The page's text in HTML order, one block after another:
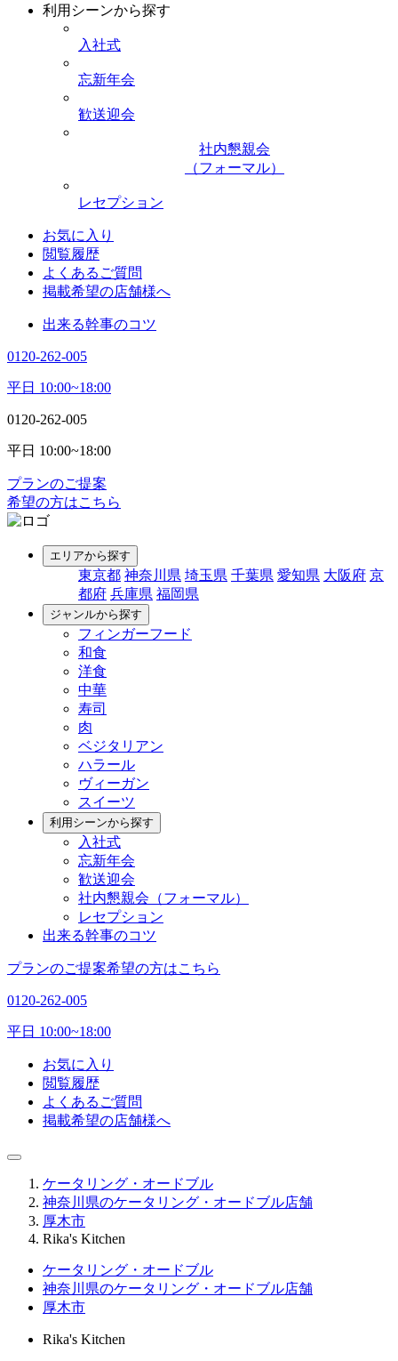
利用シーンから探す
入社式
忘新年会
歓送迎会
社内懇親会
（フォーマル）
レセプション
お気に入り
閲覧履歴
よくあるご質問
掲載希望の店舗様へ
出来る幹事のコツ
0120-262-005
平日 10:00~18:00
0120-262-005
平日 10:00~18:00
プランのご提案
希望の方はこちら
エリアから探す
東京都 神奈川県 埼玉県 千葉県 愛知県 大阪府 京
都府 兵庫県 福岡県
ジャンルから探す
フィンガーフード
和食
洋食
中華
寿司
肉
ベジタリアン
ハラール
ヴィーガン
スイーツ
利用シーンから探す
入社式
忘新年会
歓送迎会
社内懇親会（フォーマル）
レセプション
出来る幹事のコツ
プランのご提案希望の方はこちら
0120-262-005
平日 10:00~18:00
お気に入り
閲覧履歴
よくあるご質問
掲載希望の店舗様へ
ケータリング・オードブル
神奈川県のケータリング・オードブル店舗
厚木市
Rika's Kitchen
ケータリング・オードブル
神奈川県のケータリング・オードブル店舗
厚木市
Rika's Kitchen